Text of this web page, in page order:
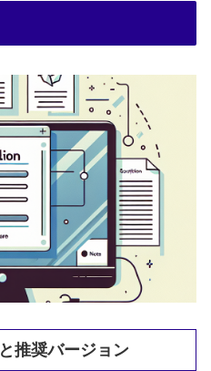
推奨バージョン